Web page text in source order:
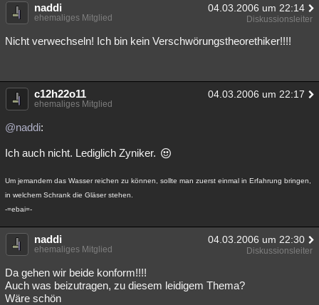
naddi 04.03.2006 um 22:14
ehemaliges Mitglied Diskussionsleiter
Nicht verwechseln! Ich bin kein Verschwörungstheorethiker!!!!
c12h22o11 04.03.2006 um 22:17
ehemaliges Mitglied
@naddi:
Ich auch nicht. Lediglich Zyniker.
Um jemandem das Wasser reichen zu können, sollte man zuerst einmal in Erfahrung bringen,
in welchem Schrank die Gläser stehen.
-=ebai=-
naddi 04.03.2006 um 22:30
ehemaliges Mitglied Diskussionsleiter
Da gehen wir beide konform!!!!
Auch was beizutragen, zu diesem leidigem Thema?
Wäre schön